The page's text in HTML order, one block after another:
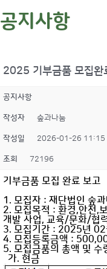
공지사항
2025 기부금품 모집완
공지사항
작성자 숲과나눔
작성일 2026-01-26 11:15
조회 72196
기부금품 모집 완료 보고
1. 모집자 : 재단법인 숲
2. 모집목적 : 환경,안전,
개발 사업, 교육/문화/협
3. 모집기간 : 2025년
4. 모집등록금액 :
5. 모집금품의 총액 및 수
가. 현금